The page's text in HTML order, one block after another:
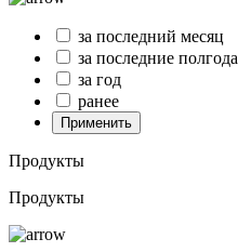
за последний месяц
за последние полгода
за год
ранее
Применить
Продукты
Продукты